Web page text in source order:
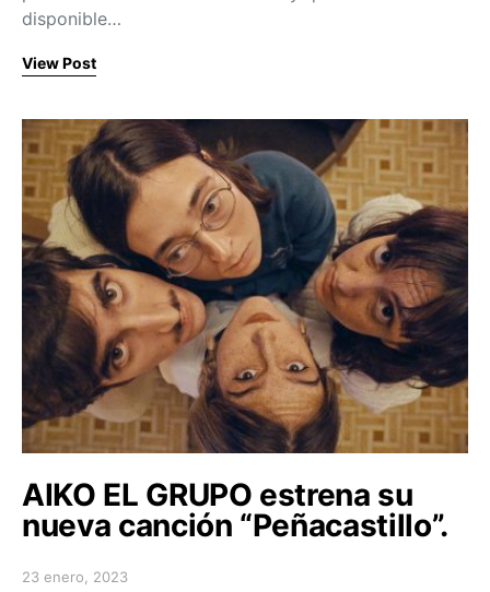
disponible…
View Post
AIKO EL GRUPO estrena su
nueva canción “Peñacastillo”.
Posted on
23 enero, 2023